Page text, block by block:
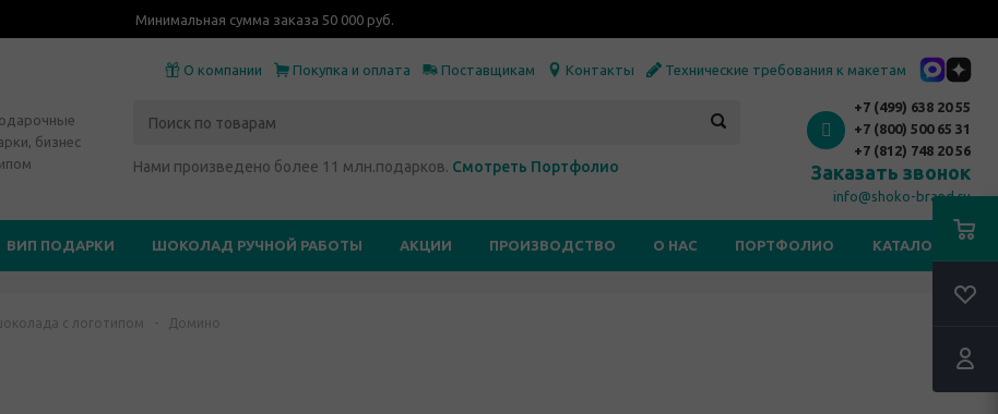
Минимальная сумма заказа 50 000 руб.
О компании Покупка и оплата Поставщикам Контакты Технические требования к макетам
бизнес
Нами произведено более 11 млн.подарков. Смотреть Портфолио
+7 (499) 638 20 55
+7 (800) 500 65 31
+7 (812) 748 20 56
Заказать звонок
info@shoko-brand.ru
ВИП ПОДАРКИ ШОКОЛАД РУЧНОЙ РАБОТЫ АКЦИИ ПРОИЗВОДСТВО О НАС ПОРТФОЛИО КАТАЛОГИ
с логотипом - Домино